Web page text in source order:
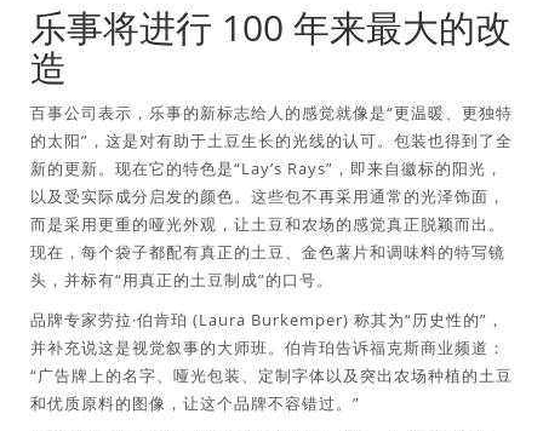
乐事将进行 100 年来最大的改
造
百事公司表示，乐事的新标志给人的感觉就像是“更温暖、更独特
的太阳”，这是对有助于土豆生长的光线的认可。包装也得到了全
新的更新。现在它的特色是“Lay’s Rays”，即来自徽标的阳光，
以及受实际成分启发的颜色。这些包不再采用通常的光泽饰面，
而是采用更重的哑光外观，让土豆和农场的感觉真正脱颖而出。
现在，每个袋子都配有真正的土豆、金色薯片和调味料的特写镜
头，并标有“用真正的土豆制成”的口号。
品牌专家劳拉·伯肯珀 (Laura Burkemper) 称其为“历史性的”，
并补充说这是视觉叙事的大师班。伯肯珀告诉福克斯商业频道：
“广告牌上的名字、哑光包装、定制字体以及突出农场种植的土豆
和优质原料的图像，让这个品牌不容错过。”